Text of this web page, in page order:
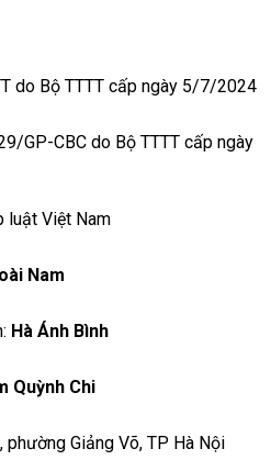
do Bộ TTTT cấp ngày 5/7/2024
GP-CBC do Bộ TTTT cấp ngày
luật Việt Nam
Nam
Hà Ánh Bình
Quỳnh Chi
Giảng Võ, TP Hà Nội